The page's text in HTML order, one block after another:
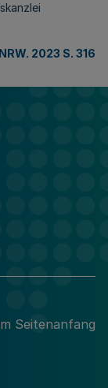
2023 S. 316
Seitenanfang